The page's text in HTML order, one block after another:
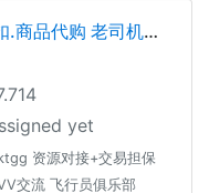
暗网市场 交易担保 资源项目代扣.商品代购 老司机交流 cvv.资源整合
yet
资源对接+交易担保
交流 飞行员俱乐部